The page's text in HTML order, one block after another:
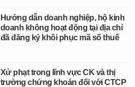
Hướng dẫn doanh nghiệp, hộ kinh
doanh không hoạt động tại địa chỉ
đã đăng ký khôi phục mã số thuế
Xử phạt trong lĩnh vực CK và thị
trường chứng khoán đối với CTCP